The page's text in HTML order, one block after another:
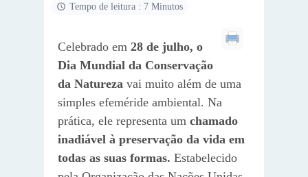
Tempo de leitura : 7 Minutos
Celebrado em 28 de julho, o
Dia Mundial da Conservação
da Natureza vai muito além de uma
simples efeméride ambiental. Na
prática, ele representa um chamado
inadiável à preservação da vida em
todas as suas formas. Estabelecido